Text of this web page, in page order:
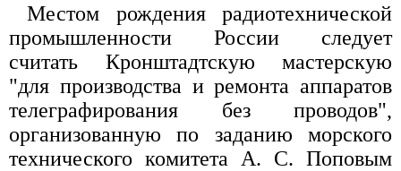
Местом рождения радиотехнической
промышленности России следует
считать Кронштадтскую мастерскую
"для производства и ремонта аппаратов
телеграфирования без проводов",
организованную по заданию морского
технического комитета А. С. Поповым